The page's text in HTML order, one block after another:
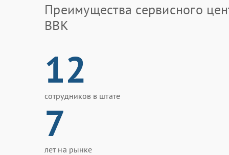
Преимущества сервисного
BBK
12
сотрудников в штате
7
лет на рынке